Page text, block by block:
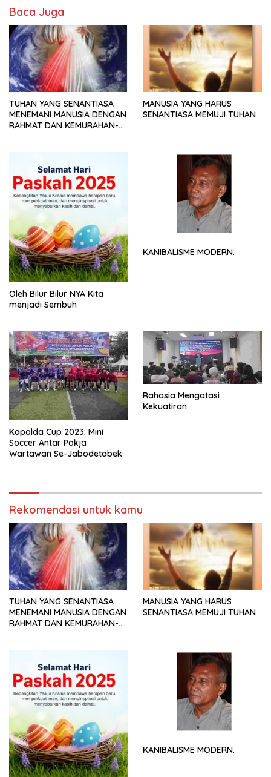
Baca Juga
TUHAN YANG SENANTIASA
MENEMANI MANUSIA DENGAN
RAHMAT DAN KEMURAHAN-
MANUSIA YANG HARUS
SENANTIASA MEMUJI TUHAN
Oleh Bilur Bilur NYA Kita
menjadi Sembuh
KANIBALISME MODERN.
Kapolda Cup 2023: Mini
Soccer Antar Pokja
Wartawan Se-Jabodetabek
Rahasia Mengatasi
Kekuatiran
Rekomendasi untuk kamu
TUHAN YANG SENANTIASA
MENEMANI MANUSIA DENGAN
RAHMAT DAN KEMURAHAN-
MANUSIA YANG HARUS
SENANTIASA MEMUJI TUHAN
KANIBALISME MODERN.